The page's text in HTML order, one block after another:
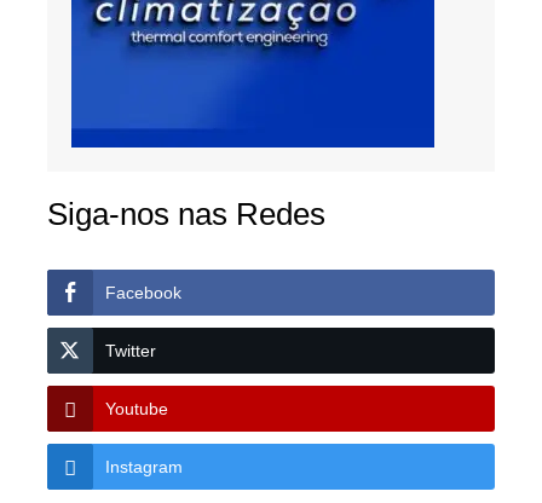
Siga-nos nas Redes
Facebook
Twitter
Youtube
Instagram